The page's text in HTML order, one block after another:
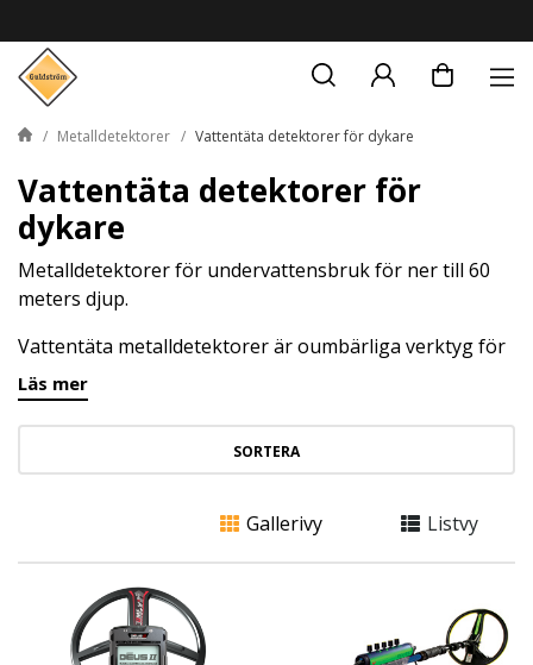
Metalldetektorer Vattentäta detektorer för dykare
Vattentäta detektorer för
dykare
Metalldetektorer för undervattensbruk för ner till 60
meters djup.
Vattentäta metalldetektorer är oumbärliga verktyg för
skattjägare, arkeologer, dykare och andra entusiaster
för att upptäcka föremål som kan vara gömda på
botten eller längs vattenkanter. Vårt sortiment
vattentäta metalldetektorer gör det enkelt att välja den
nybörjare eller erfaren användare.
Vi erbjuder en rad olika vattentäta metalldetektorer
som varierar i prestanda och funktioner. Vårt mål är att
tillhandahålla dig den information och expertis du
behöver när du väljer din metalldetektor. Läs mer på
Läs mer
SORTERA
Gallerivy Listvy